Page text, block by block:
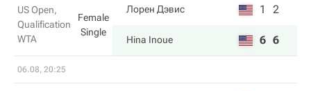
US Open,
Qualification
WTA
Female
Single
Лорен Дэвис 1 2
Hina Inoue 6 6
06.08, 20:25